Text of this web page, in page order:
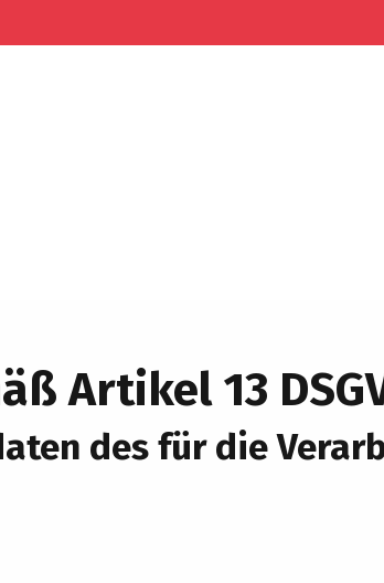
Artikel 13
des für die